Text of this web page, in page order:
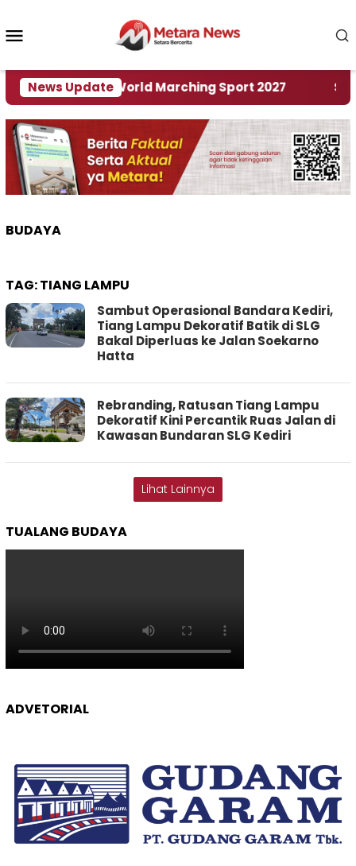
konten
News Update
Rumah World Marching Sport 2027 ‎Soal
BUDAYA
TAG:TIANG LAMPU
Sambut Operasional Bandara Kediri,
Tiang Lampu Dekoratif Batik di SLG
Bakal Diperluas ke Jalan Soekarno
Hatta
Rebranding, Ratusan Tiang Lampu
Dekoratif Kini Percantik Ruas Jalan di
Kawasan Bundaran SLG Kediri
Lihat Lainnya
TUALANG BUDAYA
ADVETORIAL